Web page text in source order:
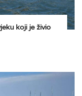
koji je živio